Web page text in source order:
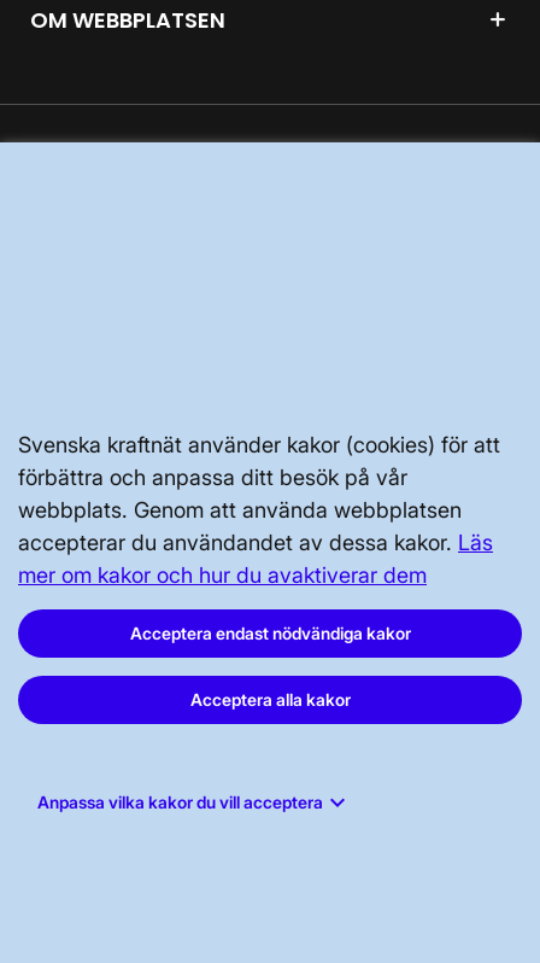
Svenska kraftnät använder kakor (cookies) för att
förbättra och anpassa ditt besök på vår
webbplats. Genom att använda webbplatsen
accepterar du användandet av dessa kakor. Läs
mer om kakor och hur du avaktiverar dem
Acceptera endast nödvändiga kakor
Acceptera alla kakor
Anpassa vilka kakor du vill acceptera keyboard_arrow_down
OM WEBBPLATSEN
Svenska kraftnät, Box 1200, 172 24
Sundbyberg
Tel: 010-475 80 00
E-post:registrator@svk.se